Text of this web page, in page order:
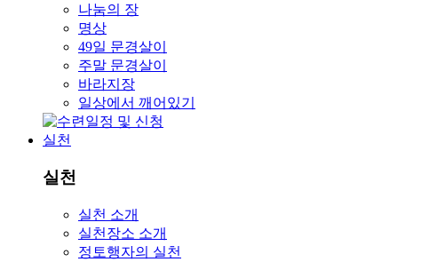
나눔의 장
명상
49일 문경살이
주말 문경살이
바라지장
일상에서 깨어있기
실천
실천
실천 소개
실천장소 소개
정토행자의 실천